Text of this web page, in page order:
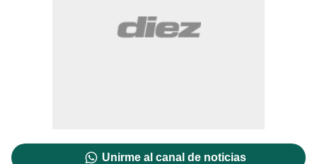
Unirme al canal de noticias